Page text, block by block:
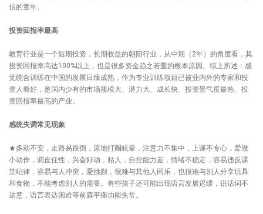
信的童年。
投资回报率最高
教育行业是一个短期投资，长期收益的朝阳行业，从中期（2年）的角度看，其
投资回报率高达100%以上，也是很多资金趋之若鹜的根本原因。综上所述：感
觉统合训练在中国的发展日臻成熟，作为专业训练项目已被业内外的专家和投
资人看好，是国内少有的市场规模大、潜力大、成长快、投资景气度最热、投
资回报率最高的产业。
感统失调常见现象
★多动不安，走路易跌倒，原地打圈眩晕，注意力不集中，上课不专心，爱做
小动作，调皮任性，兴奋好动，粘人，自控能力差，情绪不稳定，容易违反课
堂纪律，容易与人冲突，爱挑剔，很难与其他人同乐，也很难与别人分享玩具
和食物，不能考虑别人的需要。有些孩子还可能出现语言发展迟缓，说话词不
达意，语言表达困难等前庭平衡功能失常。